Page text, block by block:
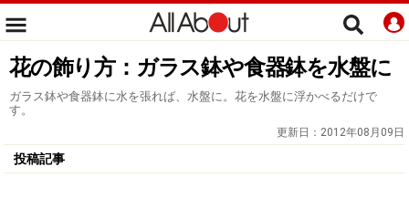
花の飾り方：ガラス鉢や食器鉢を水盤に
ガラス鉢や食器鉢に水を張れば、水盤に。花を水盤に浮かべるだけで
す。
更新日： 2012年08月09日
投稿記事